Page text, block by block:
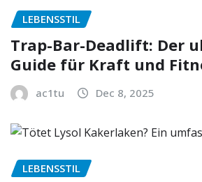
LEBENSSTIL
Trap-Bar-Deadlift: Der
Guide für Kraft und
ac1tu Dec 8, 2025
LEBENSSTIL